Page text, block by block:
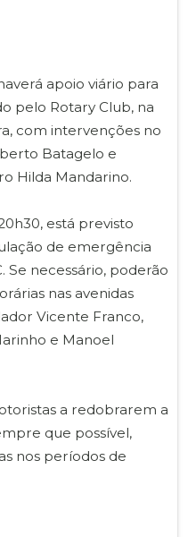
apoio viário para
pelo Rotary Club, na
com intervenções no
Batagelo e
Hilda Mandarino.
está previsto
de emergência
Se necessário, poderão
nas avenidas
Vicente Franco,
e Manoel
a redobrarem a
que possível,
nos períodos de